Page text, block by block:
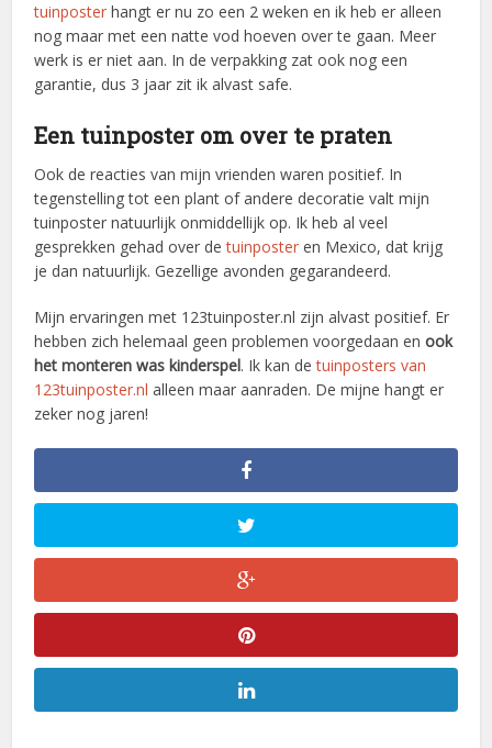
tuinposter hangt er nu zo een 2 weken en ik heb er alleen
nog maar met een natte vod hoeven over te gaan. Meer
werk is er niet aan. In de verpakking zat ook nog een
garantie, dus 3 jaar zit ik alvast safe.
Een tuinposter om over te praten
Ook de reacties van mijn vrienden waren positief. In
tegenstelling tot een plant of andere decoratie valt mijn
tuinposter natuurlijk onmiddellijk op. Ik heb al veel
gesprekken gehad over detuinposter en Mexico, dat krijg
je dan natuurlijk. Gezellige avonden gegarandeerd.
Mijn ervaringen met 123tuinposter.nl zijn alvast positief. Er
hebben zich helemaal geen problemen voorgedaan enook
het monteren was kinderspel. Ik kan detuinposters van
123tuinposter.nl alleen maar aanraden. De mijne hangt er
zeker nog jaren!